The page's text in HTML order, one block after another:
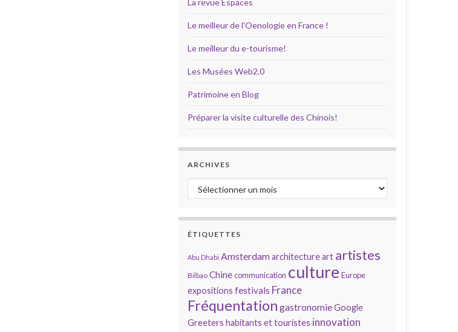
La revue Espaces
Le meilleur de l'Oenologie en France !
Le meilleur du e-tourisme!
Les Musées Web2.0
Patrimoine en Blog
Préparer la visite culturelle des Chinois!
ARCHIVES
Archives
ÉTIQUETTES
Abu Dhabi Amsterdamarchitectureart artistes
Bilbao Chinecommunication culture Europe
expositions festivals France
Fréquentation gastronomieGoogle
Greeters habitants et touristes innovation